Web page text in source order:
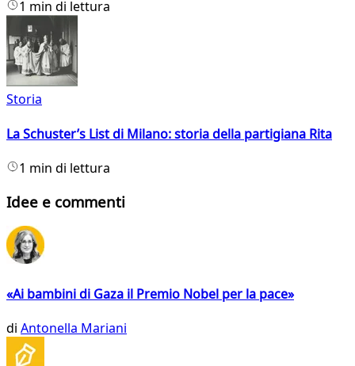
1 min di lettura
Storia
La Schuster’s List di Milano: storia della partigiana Rita
1 min di lettura
Idee e commenti
«Ai bambini di Gaza il Premio Nobel per la pace»
di Antonella Mariani